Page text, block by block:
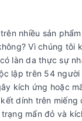
nhiều sản
Vì chúng tôi
làn da thực sự
lập trên 54
kích ứng hoặc
dính trên
mẩn đỏ và